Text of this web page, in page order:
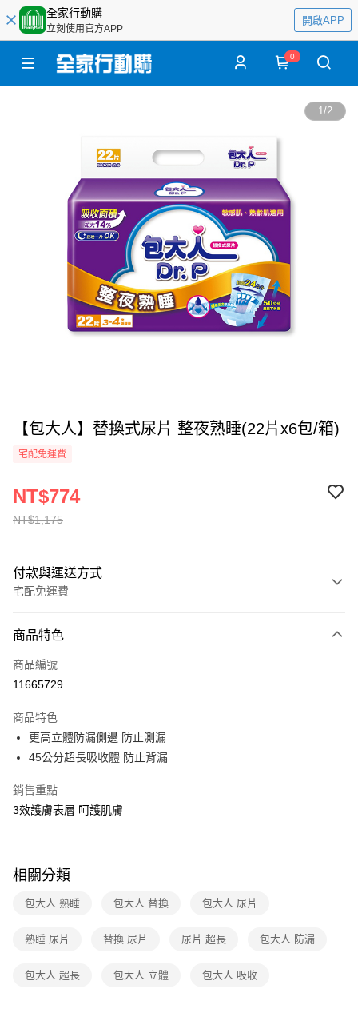
全家行動購
立刻使用官方APP
開啟APP
0
1/2
【包大人】替換式尿片 整夜熟睡(22片x6包/箱)
宅配免運費
NT$1,175
NT$774
付款與運送方式
宅配免運費
全家線上支付
運送方式
本島宅配-活動商品
免運費
離島宅配-常溫商品
免運費
商品特色
商品編號
11665729
商品特色
更高立體防漏側邊 防止測漏
45公分超長吸收體 防止背漏
銷售重點
3效護膚表層 呵護肌膚
相關分類
包大人 熟睡 包大人 替換 包大人 尿片
熟睡 尿片 替換 尿片 尿片 超長 包大人 防漏
包大人 超長 包大人 立體 包大人 吸收